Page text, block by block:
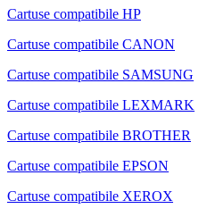
Cartuse compatibile HP
Cartuse compatibile CANON
Cartuse compatibile SAMSUNG
Cartuse compatibile LEXMARK
Cartuse compatibile BROTHER
Cartuse compatibile EPSON
Cartuse compatibile XEROX